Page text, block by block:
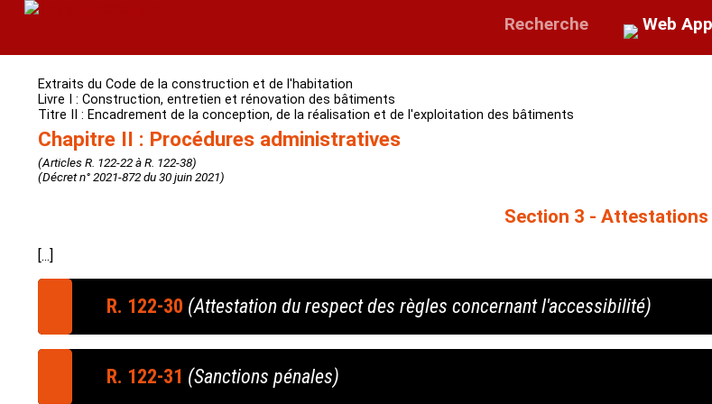
Recherche Web App
Extraits du Code de la construction et de l'habitation
Livre I : Construction, entretien et rénovation des bâtiments
Titre II : Encadrement de la conception, de la réalisation et de l'exploitation des bâtiments
Chapitre II : Procédures administratives
(Articles R. 122-22 à R. 122-38)
(Décret n° 2021-872 du 30 juin 2021)
Section 3 - Attestations
[...]
R. 122-30 (Attestation du respect des règles concernant l'accessibilité)
(Décret n° 2023-1175 du 12 décembre 2023)
« Le maître d'ouvrage établit le document mentionné à l'article L. 122-9 attestant du
prévues aux chapitres II et III du titre VI du présent livre, selon les modalités suivantes :
R. 122-31 (Sanctions pénales)